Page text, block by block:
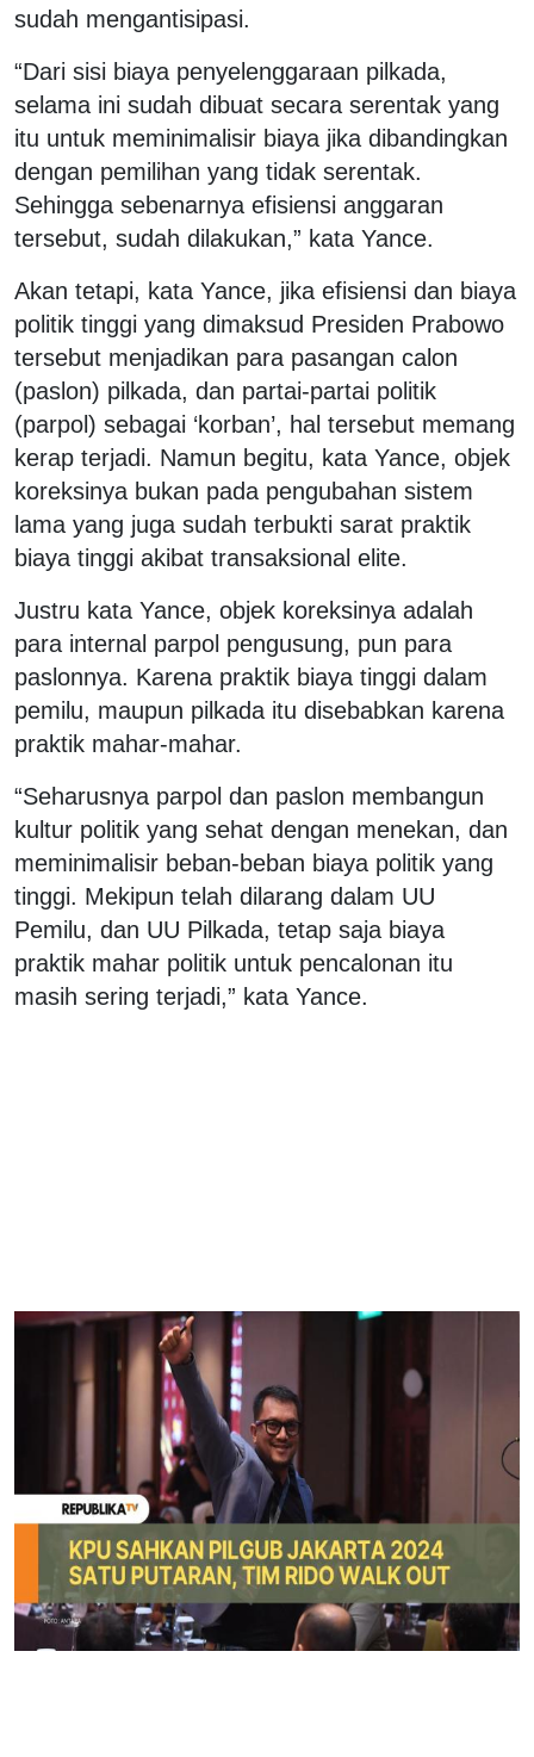
sudah mengantisipasi.
“Dari sisi biaya penyelenggaraan pilkada,
selama ini sudah dibuat secara serentak yang
itu untuk meminimalisir biaya jika dibandingkan
dengan pemilihan yang tidak serentak.
Sehingga sebenarnya efisiensi anggaran
tersebut, sudah dilakukan,” kata Yance.
Akan tetapi, kata Yance, jika efisiensi dan biaya
politik tinggi yang dimaksud Presiden Prabowo
tersebut menjadikan para pasangan calon
(paslon) pilkada, dan partai-partai politik
(parpol) sebagai ‘korban’, hal tersebut memang
kerap terjadi. Namun begitu, kata Yance, objek
koreksinya bukan pada pengubahan sistem
lama yang juga sudah terbukti sarat praktik
biaya tinggi akibat transaksional elite.
Justru kata Yance, objek koreksinya adalah
para internal parpol pengusung, pun para
paslonnya. Karena praktik biaya tinggi dalam
pemilu, maupun pilkada itu disebabkan karena
praktik mahar-mahar.
“Seharusnya parpol dan paslon membangun
kultur politik yang sehat dengan menekan, dan
meminimalisir beban-beban biaya politik yang
tinggi. Mekipun telah dilarang dalam UU
Pemilu, dan UU Pilkada, tetap saja biaya
praktik mahar politik untuk pencalonan itu
masih sering terjadi,” kata Yance.